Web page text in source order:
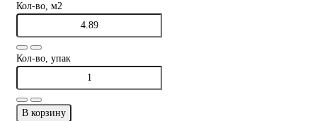
Кол-во, м2
Кол-во, упак
В корзину